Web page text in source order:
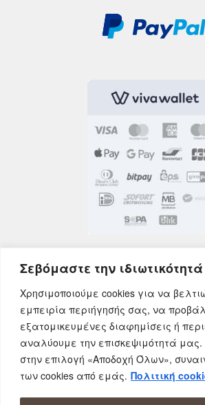
Σεβόμαστε την
Χρησιμοποιούμε cookies για να
εμπειρία περιήγησής σας, να
εξατομικευμένες διαφημίσεις ή
αναλύουμε την επισκεψιμότητά μας.
στην επιλογή «Αποδοχή Όλων»,
των cookies από εμάς. Πολιτική
© AfrOnline.gr - Αφοί Προκοπίδη
rights reserved.